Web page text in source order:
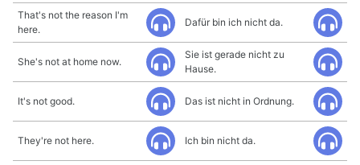
That's not the reason I'm
here.
Dafür bin ich nicht da.
She's not at home now.
Sie ist gerade nicht zu
Hause.
It's not good. Das ist nicht in Ordnung.
They're not here. Ich bin nicht da.